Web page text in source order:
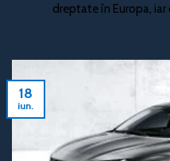
dreptate în Europa,
18
iun.